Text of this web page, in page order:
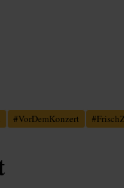
#VorDemKonzert #